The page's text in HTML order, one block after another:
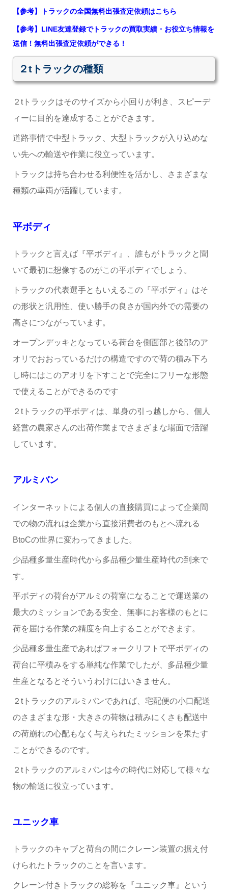
【参考】トラックの全国無料出張査定依頼はこちら
【参考】LINE友達登録でトラックの買取実績・お役立ち情報を
送信！無料出張査定依頼ができる！
２tトラックの種類
２tトラックはそのサイズから小回りが利き、スピーデ
ィーに目的を達成することができます。
道路事情で中型トラック、大型トラックが入り込めな
い先への輸送や作業に役立っています。
トラックは持ち合わせる利便性を活かし、さまざまな
種類の車両が活躍しています。
平ボディ
トラックと言えば『平ボディ』、誰もがトラックと聞
いて最初に想像するのがこの平ボディでしょう。
トラックの代表選手ともいえるこの『平ボディ』はそ
の形状と汎用性、使い勝手の良さが国内外での需要の
高さにつながっています。
オープンデッキとなっている荷台を側面部と後部のア
オリでおおっているだけの構造ですので荷の積み下ろ
し時にはこのアオリを下すことで完全にフリーな形態
で使えることができるのです
２tトラックの平ボディは、単身の引っ越しから、個人
経営の農家さんの出荷作業までさまざまな場面で活躍
しています。
アルミバン
インターネットによる個人の直接購買によって企業間
での物の流れは企業から直接消費者のもとへ流れる
BtoCの世界に変わってきました。
少品種多量生産時代から多品種少量生産時代の到来で
す。
平ボディの荷台がアルミの荷室になることで運送業の
最大のミッションである安全、無事にお客様のもとに
荷を届ける作業の精度を向上することができます。
少品種多量生産であればフォークリフトで平ボディの
荷台に平積みをする単純な作業でしたが、多品種少量
生産となるとそういうわけにはいきません。
２tトラックのアルミバンであれば、宅配便の小口配送
のさまざまな形・大きさの荷物は積みにくさも配送中
の荷崩れの心配もなく与えられたミッションを果たす
ことができるのです。
２tトラックのアルミバンは今の時代に対応して様々な
物の輸送に役立っています。
ユニック車
トラックのキャブと荷台の間にクレーン装置の据え付
けられたトラックのことを言います。
クレーン付きトラックの総称を『ユニック車』という